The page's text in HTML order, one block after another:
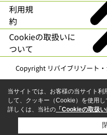
利用規
約
Cookieの取扱いに
ついて
Copyright リバイブリゾート
当サイトでは、お客様の当サイト利
して、クッキー（Cookie）を使用し
詳しくは、当社の 「Cookieの取扱い